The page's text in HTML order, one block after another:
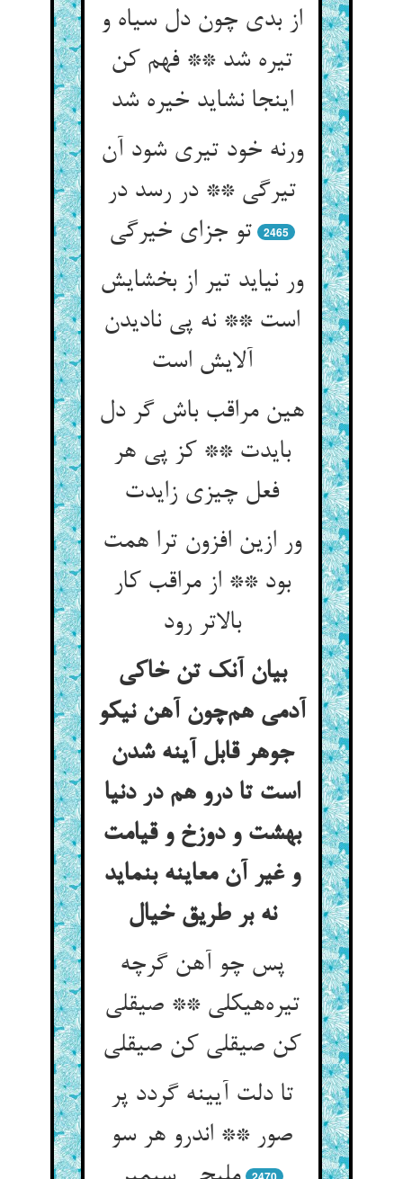
از بدی چون دل سیاه و
تیره شد ** فهم کن
اینجا نشاید خیره شد
ورنه خود تیری شود آن
تیرگی ** در رسد در
تو جزای خیرگی
2465
ور نیاید تیر از بخشایش
است ** نه پی نادیدن
آلایش است
هین مراقب باش گر دل
بایدت ** کز پی هر
فعل چیزی زایدت
ور ازین افزون ترا همت
بود ** از مراقب کار
بالاتر رود
بیان آنک تن خاکی
آدمی هم‌چون آهن نیکو
جوهر قابل آینه شدن
است تا درو هم در دنیا
بهشت و دوزخ و قیامت
و غیر آن معاینه بنماید
نه بر طریق خیال
پس چو آهن گرچه
تیره‌هیکلی ** صیقلی
کن صیقلی کن صیقلی
تا دلت آیینه گردد پر
صور ** اندرو هر سو